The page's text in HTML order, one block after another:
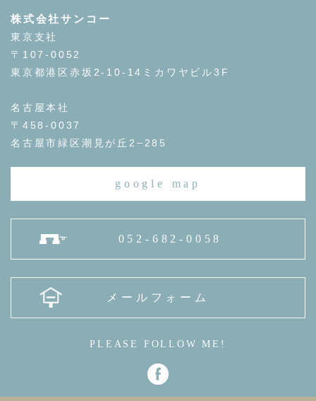
株式会社サンコー
東京支社
〒107-0052
東京都港区赤坂2-10-14ミカワヤビル3F
名古屋本社
〒458-0037
名古屋市緑区潮見が丘2−285
google map
052-682-0058
メールフォーム
PLEASE FOLLOW ME!